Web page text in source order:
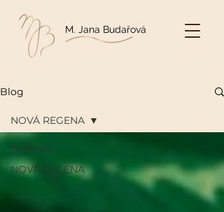
M. Jana Budařová
Blog
All Posts
NOVÁ REGENA
NOVÁ REGENA